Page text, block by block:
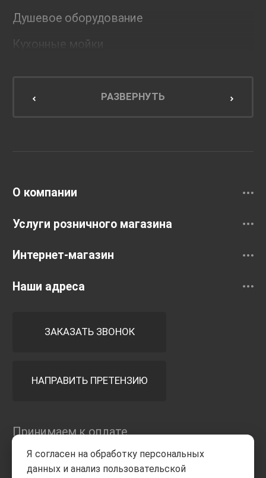
Душевое оборудование
Кухонные мойки
Мебель для кухниРАЗВЕРНУТЬ
О компании
Услуги розничного магазина
Интернет-магазин
Наши адреса
ЗАКАЗАТЬ ЗВОНОК
НАПРАВИТЬ ПРЕТЕНЗИЮ
Принимаем к оплате
Я согласен на обработку персональных
данных и анализ пользовательской